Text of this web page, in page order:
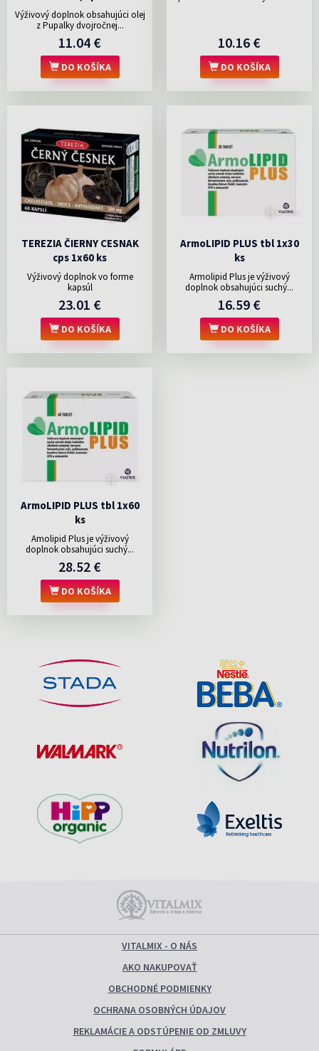
Výživový doplnok obsahujúci olej
z Pupalky dvojročnej...
11.04 €
DO KOŠÍKA
10.16 €
DO KOŠÍKA
TEREZIA ČIERNY CESNAK
cps 1x60 ks
Výživový doplnok vo forme
kapsúl
23.01 €
DO KOŠÍKA
ArmoLIPID PLUS tbl 1x30
ks
Armolipid Plus je výživový
doplnok obsahujúci suchý...
16.59 €
DO KOŠÍKA
ArmoLIPID PLUS tbl 1x60
ks
Amolipid Plus je výživový
doplnok obsahujúci suchý...
28.52 €
DO KOŠÍKA
VITALMIX - O NÁS
AKO NAKUPOVAŤ
OBCHODNÉ PODMIENKY
OCHRANA OSOBNÝCH ÚDAJOV
REKLAMÁCIE A ODSTÚPENIE OD ZMLUVY